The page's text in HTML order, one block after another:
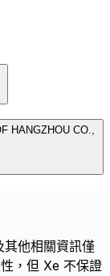
HANGZHOU CO.,
他相關資訊僅
，但 Xe 不保證